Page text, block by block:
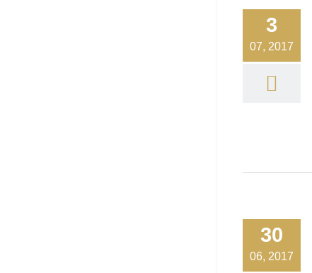
3
07, 2017
30
06, 2017